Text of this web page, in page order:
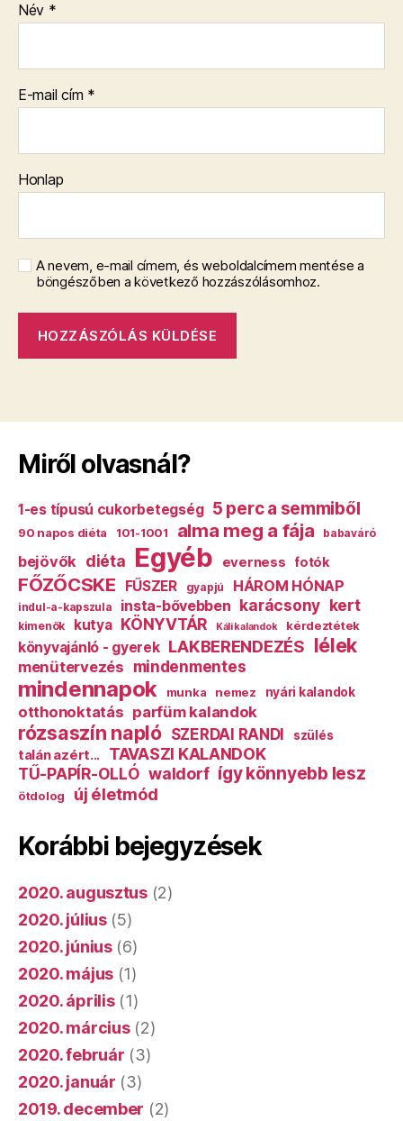
Név *
E-mail cím *
Honlap
A nevem, e-mail címem, és weboldalcímem mentése a
böngészőben a következő hozzászólásomhoz.
Miről olvasnál?
1-es típusú cukorbetegség 5 perc a semmiből
90 napos diéta 101-1001 alma meg a fája babaváró
bejövők diéta Egyéb everness fotók
FŐZŐCSKE FŰSZER gyapjú HÁROM HÓNAP
indul-a-kapszula insta-bővebben karácsony kert
kimenők kutya KÖNYVTÁR Káli kalandok kérdeztétek
könyvajánló - gyerek LAKBERENDEZÉS lélek
menütervezés mindenmentes
mindennapok munka nemez nyári kalandok
otthonoktatás parfüm kalandok
rózsaszín napló SZERDAI RANDI szülés
talán azért...
TAVASZI KALANDOK
TŰ-PAPÍR-OLLÓ waldorf így könnyebb lesz
ötdolog új életmód
Korábbi bejegyzések
2020. augusztus(2)
2020. július(5)
2020. június(6)
2020. május (1)
2020. április(1)
2020. március(2)
2020. február (3)
2020. január (3)
2019. december (2)